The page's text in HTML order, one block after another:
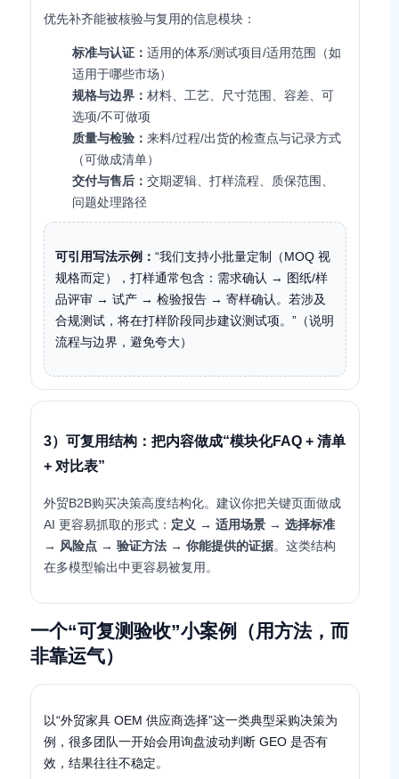
优先补齐能被核验与复用的信息模块：
标准与认证： 适用的体系/测试项目/适用范围（如
适用于哪些市场）
规格与边界： 材料、工艺、尺寸范围、容差、可
选项/不可做项
质量与检验： 来料/过程/出货的检查点与记录方式
（可做成清单）
交付与售后： 交期逻辑、打样流程、质保范围、
问题处理路径
可引用写法示例： “我们支持小批量定制（MOQ 视
规格而定），打样通常包含：需求确认 → 图纸/样
品评审 → 试产 → 检验报告 → 寄样确认。若涉及
合规测试，将在打样阶段同步建议测试项。”（说明
流程与边界，避免夸大）
3）可复用结构：把内容做成“模块化FAQ + 清单
+ 对比表”
外贸B2B购买决策高度结构化。建议你把关键页面做成
AI 更容易抓取的形式： 定义 → 适用场景 → 选择标准
→ 风险点 → 验证方法 → 你能提供的证据。这类结构
在多模型输出中更容易被复用。
一个“可复测验收”小案例（用方法，而
非靠运气）
以“外贸家具 OEM 供应商选择”这一类典型采购决策为
例，很多团队一开始会用询盘波动判断 GEO 是否有
效，结果往往不稳定。